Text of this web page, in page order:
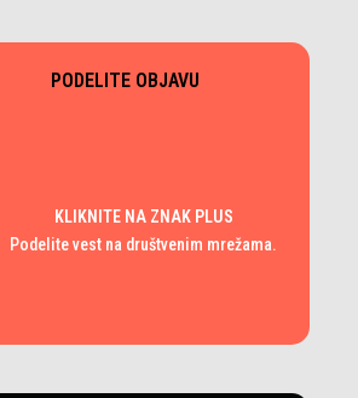
PODELITE OBJAVU
KLIKNITE NA ZNAK PLUS
Podelite vest na društvenim mrežama.